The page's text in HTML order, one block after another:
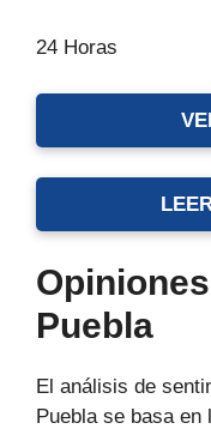
24 Horas
Puebla
El análisis de
Puebla se basa